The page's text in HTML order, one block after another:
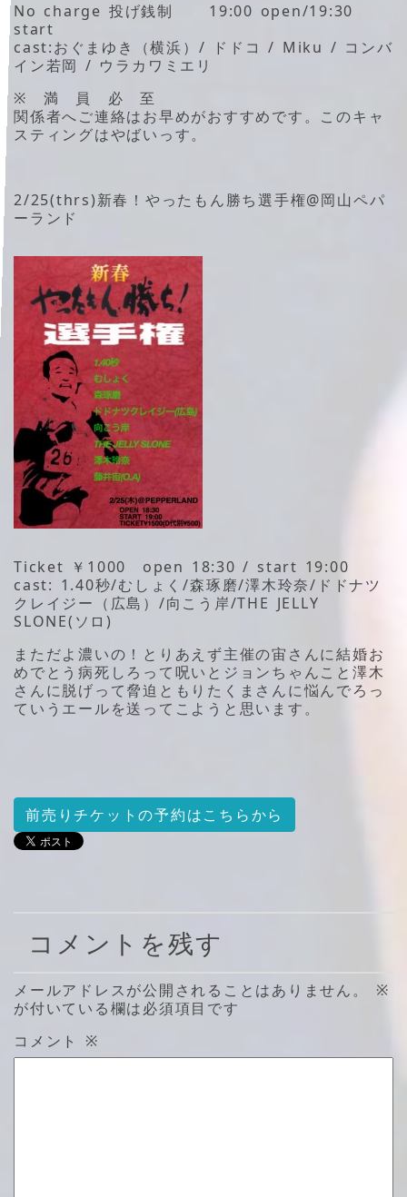
No charge 投げ銭制 19:00 open/19:30
start
cast:おぐまゆき（横浜）/ ドドコ / Miku / コンバ
イン若岡 / ウラカワミエリ
※ 満 員 必 至
関係者へご連絡はお早めがおすすめです。このキャ
スティングはやばいっす。
2/25(thrs)新春！やったもん勝ち選手権@岡山ペパ
ーランド
Ticket ￥1000 open 18:30 / start 19:00
cast: 1.40秒/むしょく/森琢磨/澤木玲奈/ドドナツ
クレイジー（広島）/向こう岸/THE JELLY
SLONE(ソロ)
まただよ濃いの！とりあえず主催の宙さんに結婚お
めでとう病死しろって呪いとジョンちゃんこと澤木
さんに脱げって脅迫ともりたくまさんに悩んでろっ
ていうエールを送ってこようと思います。
前売りチケットの予約はこちらから
コメントを残す
メールアドレスが公開されることはありません。
※
が付いている欄は必須項目です
コメント ※